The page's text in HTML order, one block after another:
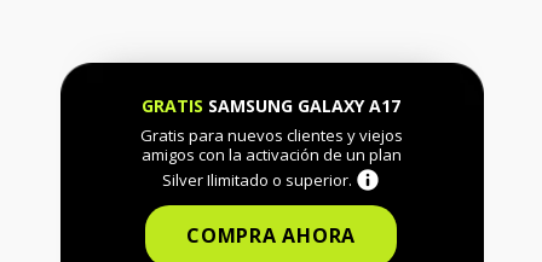
GRATIS SAMSUNG GALAXY A17
Gratis para nuevos clientes y viejos
amigos con la activación de un plan
Silver Ilimitado o superior.
COMPRA AHORA